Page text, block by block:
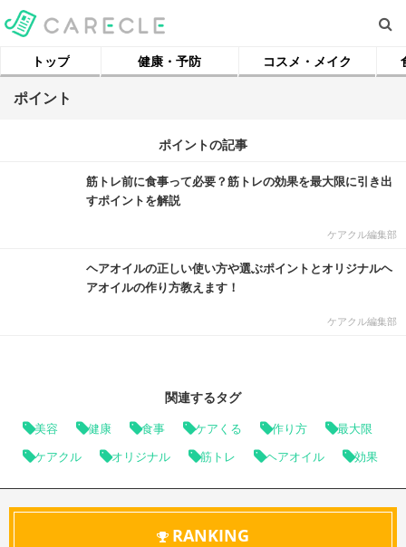
トップ 健康・予防 コスメ・メイク
ポイント
ポイントの記事
筋トレ前に食事って必要？筋トレの効果を最大限に引き出
すポイントを解説
ケアクル編集部
ヘアオイルの正しい使い方や選ぶポイントとオリジナルヘ
アオイルの作り方教えます！
ケアクル編集部
関連するタグ
美容 健康 食事 ケアくる 作り方 最大限
ケアクル オリジナル 筋トレ ヘアオイル 効果
RANKING